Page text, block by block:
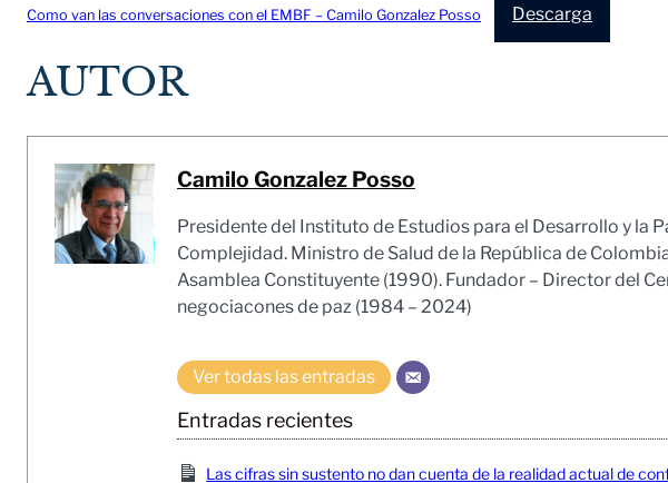
Como van las conversaciones con el EMBF – Camilo Gonzalez Posso Descarga
AUTOR
Camilo Gonzalez Posso
Presidente del Instituto de Estudios para el Desarrollo y la
Complejidad. Ministro de Salud de la República de
Asamblea Constituyente (1990). Fundador – Director del
negociacones de paz (1984 – 2024)
Ver todas las entradas
Entradas recientes
Las cifras sin sustento no dan cuenta de la realidad actual de